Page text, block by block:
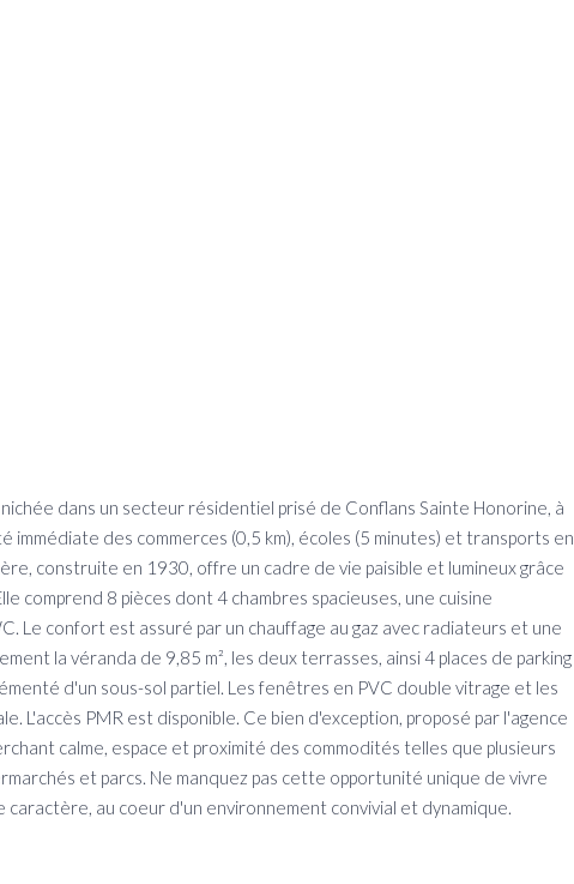
dans un secteur résidentiel prisé de Conflans Sainte Honorine, à
immédiate des commerces (0,5 km), écoles (5 minutes) et transports en
construite en 1930, offre un cadre de vie paisible et lumineux grâce
comprend 8 pièces dont 4 chambres spacieuses, une cuisine
Le confort est assuré par un chauffage au gaz avec radiateurs et une
la véranda de 9,85 m², les deux terrasses, ainsi 4 places de parking
d'un sous-sol partiel. Les fenêtres en PVC double vitrage et les
L'accès PMR est disponible. Ce bien d'exception, proposé par l'agence
calme, espace et proximité des commodités telles que plusieurs
et parcs. Ne manquez pas cette opportunité unique de vivre
au coeur d'un environnement convivial et dynamique.